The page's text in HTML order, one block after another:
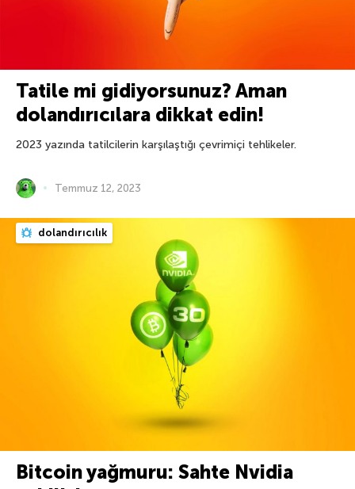
Tatile mi gidiyorsunuz? Aman
dolandırıcılara dikkat edin!
2023 yazında tatilcilerin karşılaştığı çevrimiçi tehlikeler.
Temmuz 12, 2023
dolandırıcılık
Bitcoin yağmuru: Sahte Nvidia